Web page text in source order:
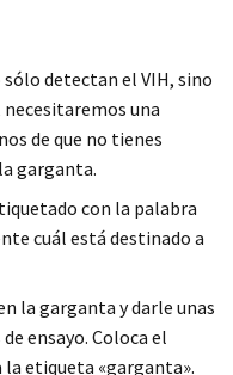
detectan el VIH, sino
una
de que no tienes
garganta.
con la palabra
cuál está destinado a
la garganta y darle unas
ensayo. Coloca el
la etiqueta «garganta».